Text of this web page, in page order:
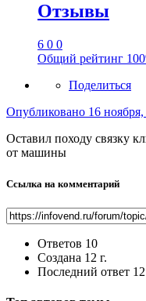
Отзывы
6 0 0
Общий рейтинг
Поделиться
Опубликовано 16
Оставил походу связку
от машины
Ссылка на комментарий
Ответов 10
Создана 12 г.
Последний ответ